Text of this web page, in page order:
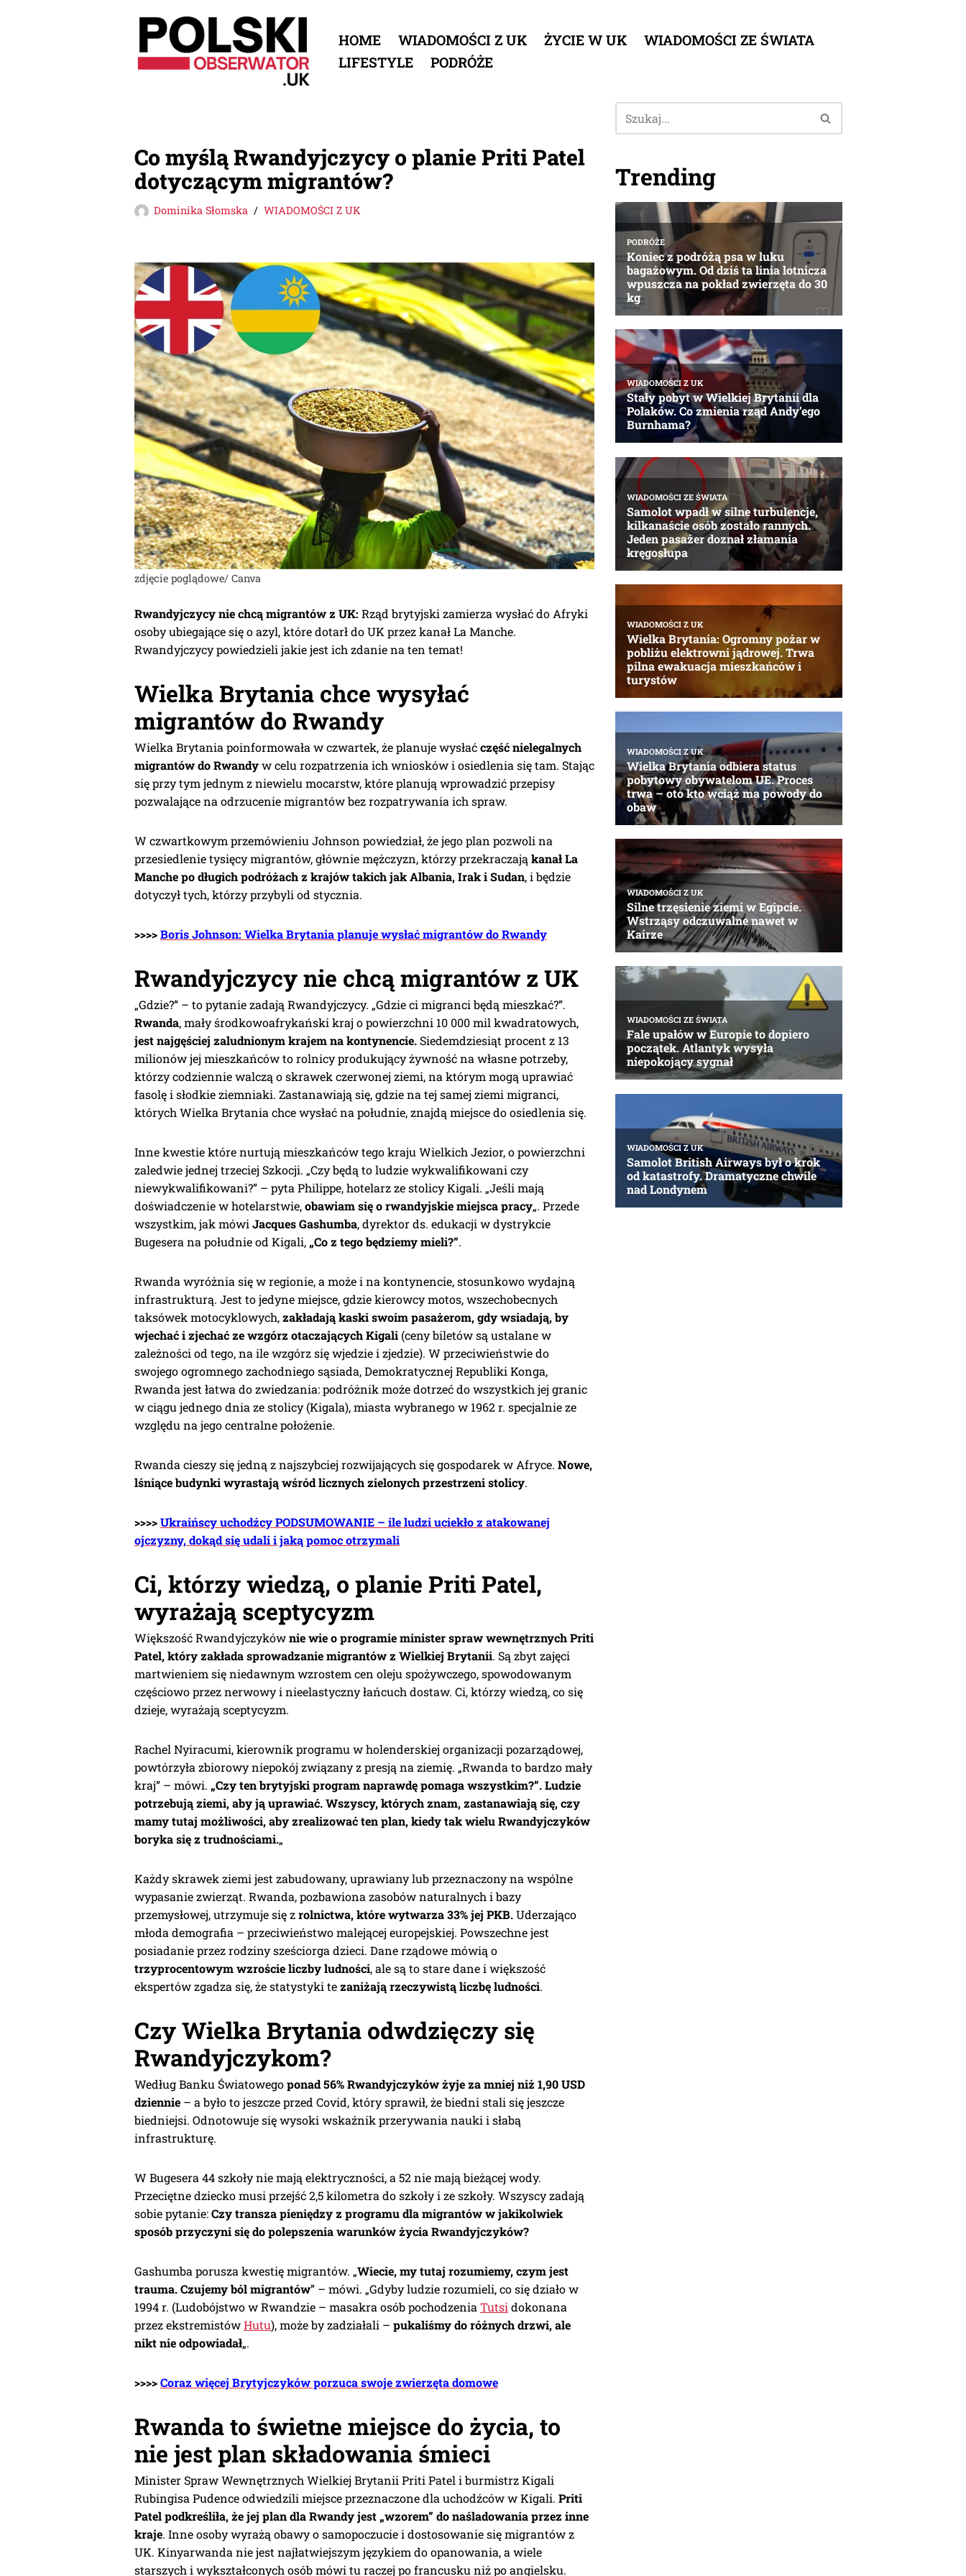
Przejdź
do
HOME WIADOMOŚCI Z UK ŻYCIE W UK
WIADOMOŚCI ZE ŚWIATA
LIFESTYLE
PODRÓŻE
Co myślą Rwandyjczycy o planie Priti Patel
dotyczącym migrantów?
Dominika Słomska WIADOMOŚCI Z UK
zdjęcie poglądowe/ Canva
Rwandyjczycy nie chcą migrantów z UK: Rząd brytyjski zamierza wysłać do Afryki
osoby ubiegające się o azyl, które dotarł do UK przez kanał La Manche.
Rwandyjczycy powiedzieli jakie jest ich zdanie na ten temat!
Wielka Brytania chce wysyłać
migrantów do Rwandy
Wielka Brytania poinformowała w czwartek, że planuje wysłaćczęśćnielegalnych
migrantów do Rwandyw celu rozpatrzenia ich wniosków i osiedlenia się tam. Stając
się przy tym jednym z niewielu mocarstw, które planują wprowadzić przepisy
pozwalające na odrzucenie migrantów bez rozpatrywania ich spraw.
W czwartkowym przemówieniu Johnson powiedział, że jego plan pozwoli na
przesiedlenie tysięcy migrantów, głównie mężczyzn, którzy przekraczają kanał La
Manche po długich podróżach z krajów takich jak Albania, Irak i Sudan, i będzie
dotyczył tych, którzy przybyli od stycznia.
>>>>Boris Johnson: Wielka Brytania planuje wysłać migrantów do Rwandy
Rwandyjczycy nie chcą migrantów z UK
„Gdzie?” – to pytanie zadają Rwandyjczycy. „Gdzie ci migranci będą mieszkać?”.
Rwanda, mały środkowoafrykański kraj o powierzchni 10 000 mil kwadratowych,
jest najgęściej zaludnionym krajem na kontynencie.Siedemdziesiąt procent z 13
milionów jej mieszkańców to rolnicy produkujący żywność na własne potrzeby,
którzy codziennie walczą o skrawek czerwonej ziemi, na którym mogą uprawiać
fasolę i słodkie ziemniaki. Zastanawiają się, gdzie na tej samej ziemi migranci,
których Wielka Brytania chce wysłać na południe, znajdą miejsce do osiedlenia się.
Inne kwestie które nurtują mieszkańców tego kraju Wielkich Jezior, o powierzchni
zaledwie jednej trzeciej Szkocji. „Czy będą to ludzie wykwalifikowani czy
niewykwalifikowani?” – pyta Philippe, hotelarz ze stolicy Kigali. „Jeśli mają
doświadczenie w hotelarstwie,obawiam się o rwandyjskie miejsca pracy„. Przede
wszystkim, jak mówi Jacques Gashumba, dyrektor ds. edukacji w dystrykcie
Bugesera na południe od Kigali, „Co z tego będziemy mieli?”.
Rwanda wyróżnia się w regionie, a może i na kontynencie, stosunkowo wydajną
infrastrukturą. Jest to jedyne miejsce, gdzie kierowcy motos, wszechobecnych
taksówek motocyklowych,zakładają kaski swoim pasażerom, gdy wsiadają, by
wjechać i zjechać ze wzgórz otaczających Kigali(ceny biletów są ustalane w
zależności od tego, na ile wzgórz się wjedzie i zjedzie). W przeciwieństwie do
swojego ogromnego zachodniego sąsiada, Demokratycznej Republiki Konga,
Rwanda jest łatwa do zwiedzania: podróżnik może dotrzeć do wszystkich jej granic
w ciągu jednego dnia ze stolicy (Kigala), miasta wybranego w 1962 r. specjalnie ze
względu na jego centralne położenie.
Rwanda cieszy się jedną z najszybciej rozwijających się gospodarek w Afryce. Nowe,
lśniące budynki wyrastają wśród licznych zielonych przestrzeni stolicy.
>>>>Ukraińscy uchodźcy PODSUMOWANIE – ile ludzi uciekło z atakowanej
ojczyzny, dokąd się udali i jaką pomoc otrzymali
Ci, którzy wiedzą, o planie Priti Patel,
wyrażają sceptycyzm
Większość Rwandyjczykównie wie o programie minister spraw wewnętrznych Priti
Patel, który zakłada sprowadzanie migrantów z Wielkiej Brytanii. Są zbyt zajęci
martwieniem się niedawnym wzrostem cen oleju spożywczego, spowodowanym
częściowo przez nerwowy i nieelastyczny łańcuch dostaw. Ci, którzy wiedzą, co się
dzieje, wyrażają sceptycyzm.
Rachel Nyiracumi, kierownik programu w holenderskiej organizacji pozarządowej,
powtórzyła zbiorowy niepokój związany z presją na ziemię. „Rwanda to bardzo mały
kraj” – mówi. „Czy ten brytyjski program naprawdę pomaga wszystkim?”. Ludzie
potrzebują ziemi, aby ją uprawiać. Wszyscy, których znam, zastanawiają się, czy
mamy tutaj możliwości, aby zrealizować ten plan, kiedy tak wielu Rwandyjczyków
boryka się z trudnościami.„
Każdy skrawek ziemi jest zabudowany, uprawiany lub przeznaczony na wspólne
wypasanie zwierząt. Rwanda, pozbawiona zasobów naturalnych i bazy
przemysłowej, utrzymuje się zrolnictwa, które wytwarza 33% jej PKB.Uderzająco
młoda demografia – przeciwieństwo malejącej europejskiej. Powszechne jest
posiadanie przez rodziny sześciorga dzieci. Dane rządowe mówią o
trzyprocentowym wzroście liczby ludności, ale są to stare dane i większość
ekspertów zgadza się, że statystyki tezaniżają rzeczywistą liczbę ludności.
Czy Wielka Brytania odwdzięczy się
Rwandyjczykom?
Według Banku Światowegoponad 56% Rwandyjczyków żyje za mniej niż 1,90 USD
dziennie – a było to jeszcze przed Covid, który sprawił, że biedni stali się jeszcze
biedniejsi. Odnotowuje się wysoki wskaźnik przerywania nauki i słabą
infrastrukturę.
W Bugesera 44 szkoły nie mają elektryczności, a 52 nie mają bieżącej wody.
Przeciętne dziecko musi przejść 2,5 kilometra do szkoły i ze szkoły. Wszyscy zadają
sobie pytanie:Czy transza pieniędzy z programu dla migrantów w jakikolwiek
sposób przyczyni się do polepszenia warunków życia Rwandyjczyków?
Gashumba porusza kwestię migrantów. „Wiecie, my tutaj rozumiemy, czym jest
trauma. Czujemy ból migrantów” – mówi. „Gdyby ludzie rozumieli, co się działo w
1994 r. (Ludobójstwo w Rwandzie – masakra osób pochodzenia Tutsi dokonana
przez ekstremistówHutu), może by zadziałali – pukaliśmy do różnych drzwi, ale
nikt nie odpowiadał„.
>>>>Coraz więcej Brytyjczyków porzuca swoje zwierzęta domowe
Rwanda to świetne miejsce do życia, to
nie jest plan składowania śmieci
Minister Spraw Wewnętrznych Wielkiej Brytanii Priti Patel i burmistrz Kigali
Rubingisa Pudence odwiedzili miejsce przeznaczone dla uchodźców w Kigali. Priti
Patel podkreśliła, że jej plan dla Rwandy jest „wzorem” do naśladowania przez inne
kraje. Inne osoby wyrażą obawy o samopoczucie i dostosowanie się migrantów z
UK. Kinyarwanda nie jest najłatwiejszym językiem do opanowania, a wiele
starszych i wykształconych osób mówi tu raczej po francusku niż po angielsku.
Trending